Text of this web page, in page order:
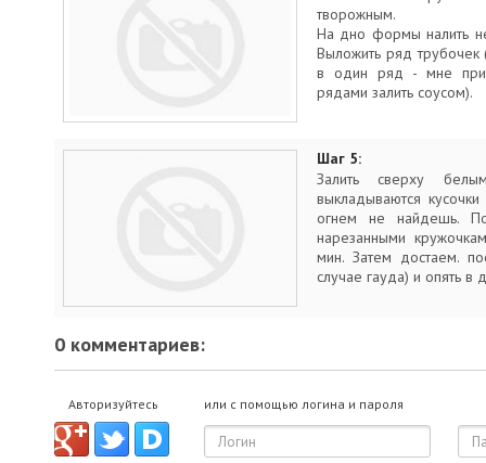
творожным.
На дно формы налить
Выложить ряд
в один ряд - мне
рядами залить соусом).
Шаг 5:
Залить сверху
выкладываются
огнем не найдешь.
нарезанными
мин. Затем достаем.
случае гауда) и опять в
0 комментариев:
Авторизуйтесь или с помощью логина и пароля